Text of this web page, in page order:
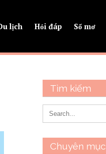
lịch Hỏi đáp Sổ mơ
Tìm kiếm
Chuyên mục